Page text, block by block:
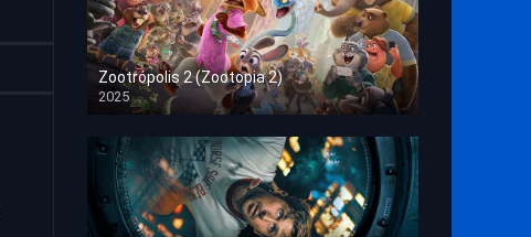
Zootrópolis 2 (Zootopia 2)
2025
HD 1080p